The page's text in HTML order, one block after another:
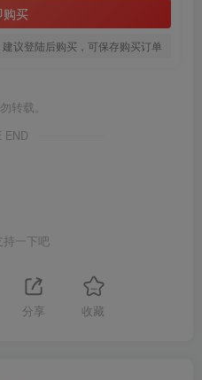
购买
议登陆后购买，可保存购买订单
转载。
END
持一下吧
分享 收藏